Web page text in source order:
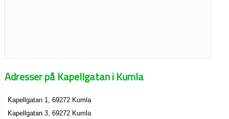
Adresser på Kapellgatan i Kumla
Kapellgatan 1, 69272 Kumla
Kapellgatan 3, 69272 Kumla